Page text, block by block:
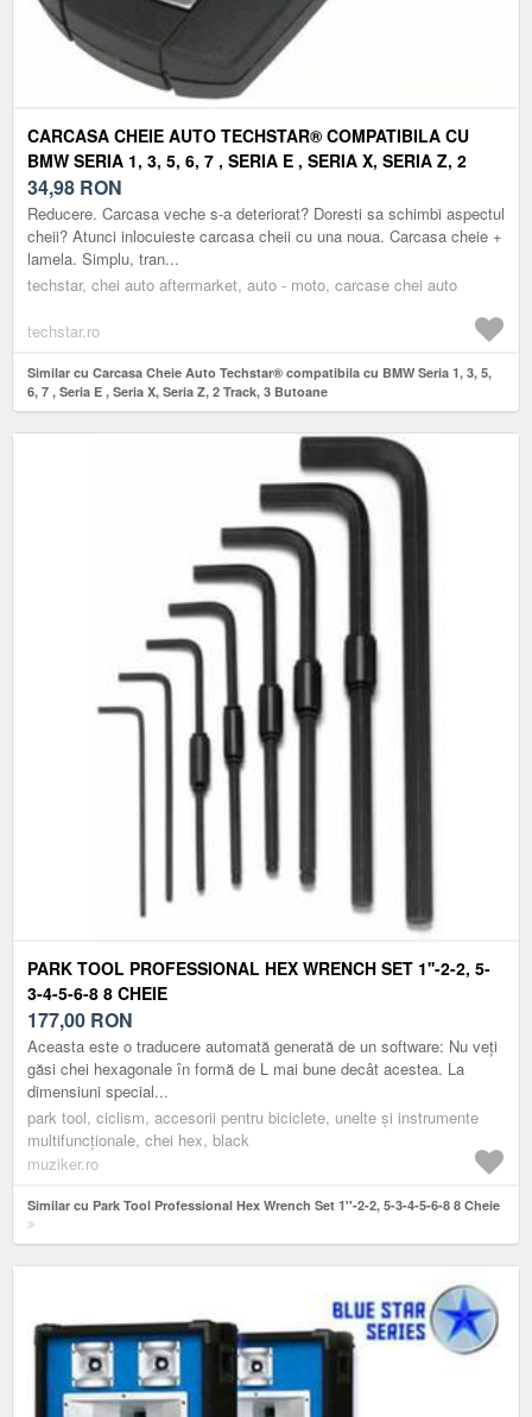
CARCASA CHEIE AUTO TECHSTAR® COMPATIBILA CU
BMW SERIA 1, 3, 5, 6, 7 , SERIA E , SERIA X, SERIA Z, 2
TRACK, 3 BUTOANE
34,98 RON
Reducere. Carcasa veche s-a deteriorat? Doresti sa schimbi aspectul
cheii? Atunci inlocuieste carcasa cheii cu una noua. Carcasa cheie +
lamela. Simplu, tran...
techstar, chei auto aftermarket, auto - moto, carcase chei auto
techstar.ro
Similar cu Carcasa Cheie Auto Techstar® compatibila cu BMW Seria 1, 3, 5,
6, 7 , Seria E , Seria X, Seria Z, 2 Track, 3 Butoane
PARK TOOL PROFESSIONAL HEX WRENCH SET 1''-2-2, 5-
3-4-5-6-8 8 CHEIE
177,00 RON
Aceasta este o traducere automată generată de un software: Nu veți
găsi chei hexagonale în formă de L mai bune decât acestea. La
dimensiuni special...
park tool, ciclism, accesorii pentru biciclete, unelte și instrumente
multifuncționale, chei hex, black
muziker.ro
Similar cu Park Tool Professional Hex Wrench Set 1''-2-2, 5-3-4-5-6-8 8 Cheie